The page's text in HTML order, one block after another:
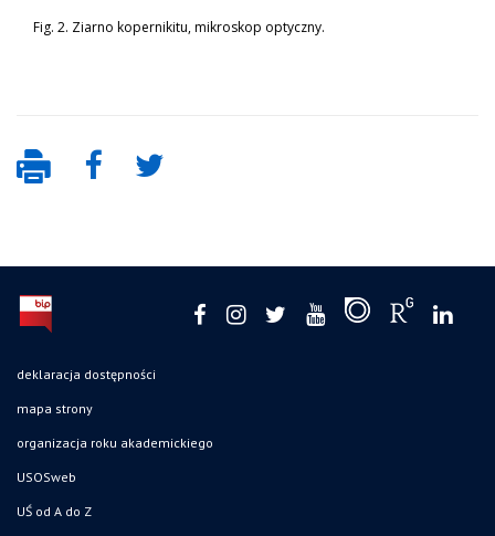
Fig. 2. Ziarno kopernikitu, mikroskop optyczny.
deklaracja dostępności
mapa strony
organizacja roku akademickiego
USOSweb
UŚ od A do Z